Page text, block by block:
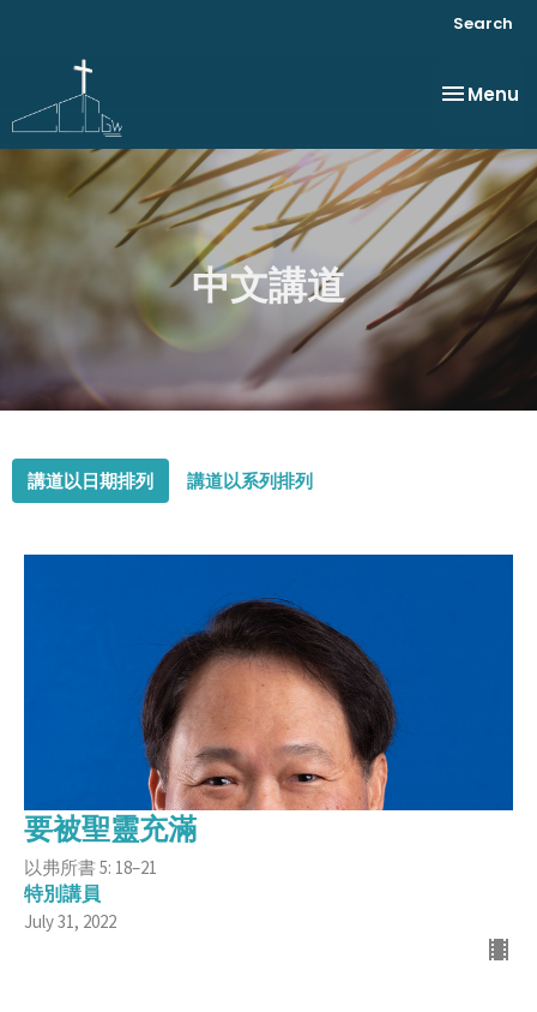
Search
Toggle
Menu
中文講道
講道以日期排列 講道以系列排列
要被聖靈充滿
以弗所書 5: 18–21
特別講員
July 31, 2022